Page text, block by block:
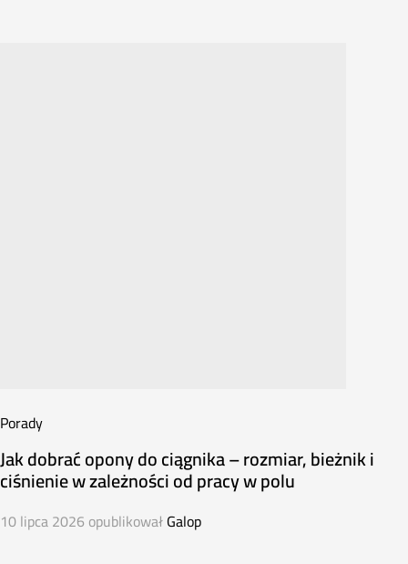
Porady
Jak dobrać opony do ciągnika – rozmiar, bieżnik i
ciśnienie w zależności od pracy w polu
10 lipca 2026 opublikowałGalop